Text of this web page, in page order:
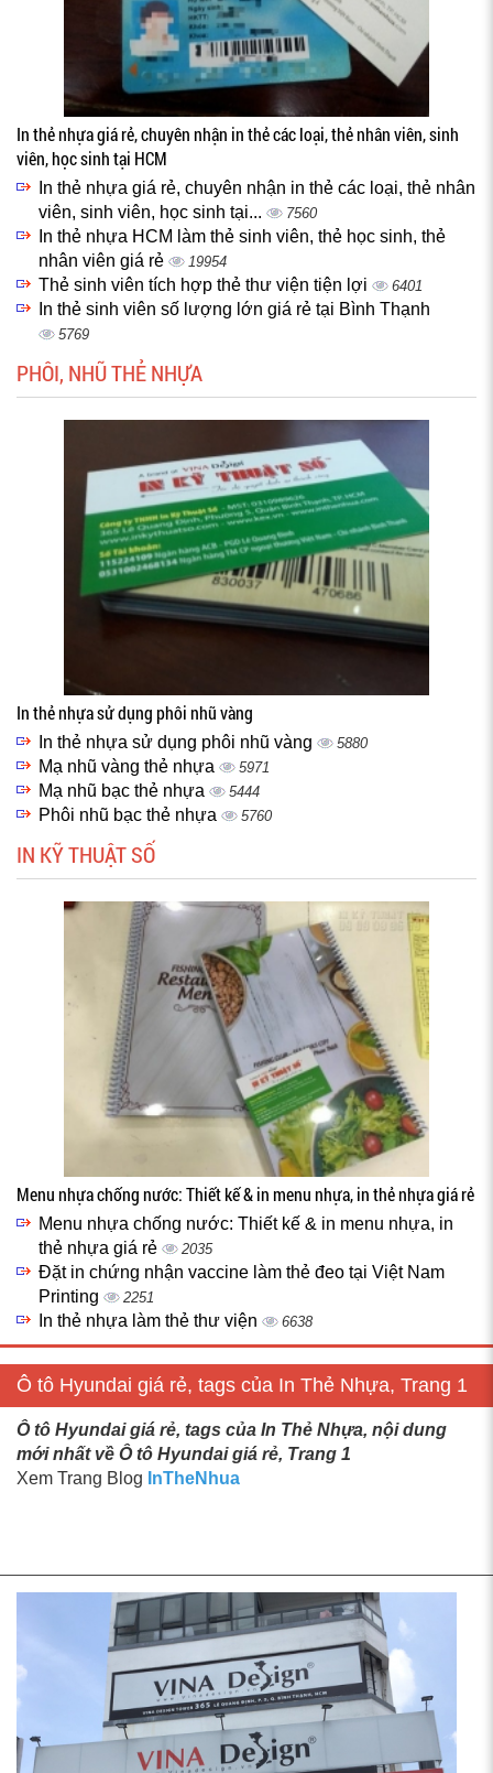
In thẻ nhựa giá rẻ, chuyên nhận in thẻ các loại, thẻ nhân viên, sinh
viên, học sinh tại HCM
In thẻ nhựa giá rẻ, chuyên nhận in thẻ các loại, thẻ nhân
viên, sinh viên, học sinh tại...
7560
In thẻ nhựa HCM làm thẻ sinh viên, thẻ học sinh, thẻ
nhân viên giá rẻ
19954
Thẻ sinh viên tích hợp thẻ thư viện tiện lợi 6401
In thẻ sinh viên số lượng lớn giá rẻ tại Bình Thạnh
5769
PHÔI, NHŨ THẺ NHỰA
In thẻ nhựa sử dụng phôi nhũ vàng
In thẻ nhựa sử dụng phôi nhũ vàng 5880
Mạ nhũ vàng thẻ nhựa 5971
Mạ nhũ bạc thẻ nhựa 5444
Phôi nhũ bạc thẻ nhựa 5760
IN KỸ THUẬT SỐ
Menu nhựa chống nước: Thiết kế & in menu nhựa, in thẻ nhựa giá rẻ
Menu nhựa chống nước: Thiết kế & in menu nhựa, in
thẻ nhựa giá rẻ
2035
Đặt in chứng nhận vaccine làm thẻ đeo tại Việt Nam
Printing
2251
In thẻ nhựa làm thẻ thư viện 6638
Ô tô Hyundai giá rẻ, tags của In Thẻ Nhựa, Trang 1
Ô tô Hyundai giá rẻ, tags của In Thẻ Nhựa, nội dung
mới nhất về Ô tô Hyundai giá rẻ, Trang 1
Xem Trang Blog InTheNhua